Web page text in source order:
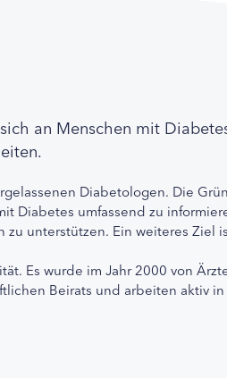
an Menschen mit
Diabetologen. Die
Diabetes umfassend zu
unterstützen. Ein weiteres Ziel
Es wurde im Jahr 2000 von
Beirats und arbeiten aktiv